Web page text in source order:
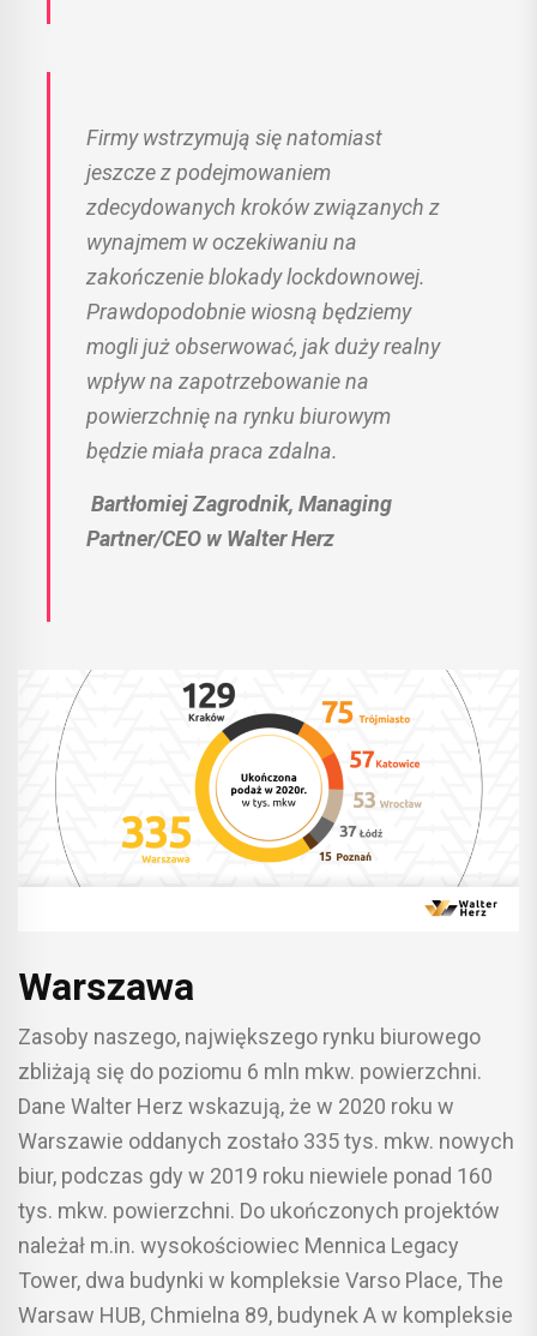
Firmy wstrzymują się natomiast
jeszcze z podejmowaniem
zdecydowanych kroków związanych z
wynajmem w oczekiwaniu na
zakończenie blokady lockdownowej.
Prawdopodobnie wiosną będziemy
mogli już obserwować, jak duży realny
wpływ na zapotrzebowanie na
powierzchnię na rynku biurowym
będzie miała praca zdalna.
Bartłomiej Zagrodnik, Managing
Partner/CEO w Walter Herz
Warszawa
Zasoby naszego, największego rynku biurowego
zbliżają się do poziomu 6 mln mkw. powierzchni.
Dane Walter Herz wskazują, że w 2020 roku w
Warszawie oddanych zostało 335 tys. mkw. nowych
biur, podczas gdy w 2019 roku niewiele ponad 160
tys. mkw. powierzchni. Do ukończonych projektów
należał m.in. wysokościowiec Mennica Legacy
Tower, dwa budynki w kompleksie Varso Place, The
Warsaw HUB, Chmielna 89, budynek A w kompleksie